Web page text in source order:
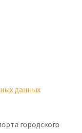
данных
городского